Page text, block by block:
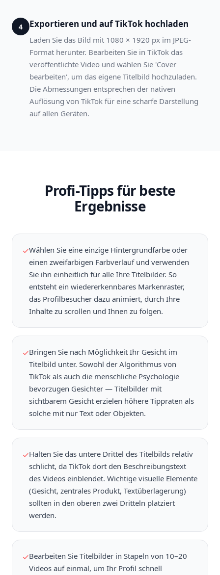
4 Exportieren und auf TikTok hochladen
Laden Sie das Bild mit 1080 × 1920 px im JPEG-
Format herunter. Bearbeiten Sie in TikTok das
veröffentlichte Video und wählen Sie 'Cover
bearbeiten', um das eigene Titelbild hochzuladen.
Die Abmessungen entsprechen der nativen
Auflösung von TikTok für eine scharfe Darstellung
auf allen Geräten.
Profi-Tipps für beste
Ergebnisse
✓Wählen Sie eine einzige Hintergrundfarbe oder
einen zweifarbigen Farbverlauf und verwenden
Sie ihn einheitlich für alle Ihre Titelbilder. So
entsteht ein wiedererkennbares Markenraster,
das Profilbesucher dazu animiert, durch Ihre
Inhalte zu scrollen und Ihnen zu folgen.
✓Bringen Sie nach Möglichkeit Ihr Gesicht im
Titelbild unter. Sowohl der Algorithmus von
TikTok als auch die menschliche Psychologie
bevorzugen Gesichter — Titelbilder mit
sichtbarem Gesicht erzielen höhere Tippraten als
solche mit nur Text oder Objekten.
✓Halten Sie das untere Drittel des Titelbilds relativ
schlicht, da TikTok dort den Beschreibungstext
des Videos einblendet. Wichtige visuelle Elemente
(Gesicht, zentrales Produkt, Textüberlagerung)
sollten in den oberen zwei Dritteln platziert
werden.
✓Bearbeiten Sie Titelbilder in Stapeln von 10–20
Videos auf einmal, um Ihr Profil schnell